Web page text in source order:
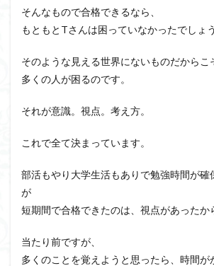
そんなもので合格できるなら、
もともとTさんは困っていなかったでしょう
そのような見える世界にないものだからこ
多くの人が困るのです。
それが意識。視点。考え方。
これで全て決まっています。
部活もやり大学生活もありで勉強時間が確
が
短期間で合格できたのは、視点があったか
当たり前ですが、
多くのことを覚えようと思ったら、時間が